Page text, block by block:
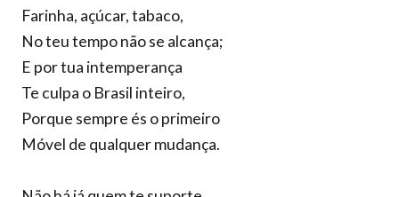
Farinha, açúcar, tabaco,
No teu tempo não se alcança;
E por tua intemperança
Te culpa o Brasil inteiro,
Porque sempre és o primeiro
Móvel de qualquer mudança.